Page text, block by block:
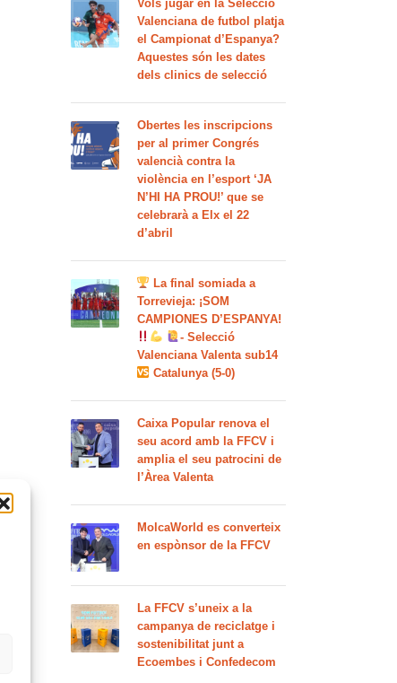
Vols jugar en la Selecció
Valenciana de futbol platja
el Campionat d’Espanya?
Aquestes són les dates
dels clinics de selecció
Obertes les inscripcions
per al primer Congrés
valencià contra la
violència en l’esport ‘JA
N’HI HA PROU!’ que se
celebrarà a Elx el 22
d’abril
La final somiada a
Torrevieja: ¡SOM
CAMPIONES D’ESPANYA!
- Selecció
Valenciana Valenta sub14
Catalunya (5-0)
Caixa Popular renova el
seu acord amb la FFCV i
amplia el seu patrocini de
l’Àrea Valenta
MolcaWorld es converteix
en espònsor de la FFCV
La FFCV s’uneix a la
campanya de reciclatge i
sostenibilitat junt a
Ecoembes i Confedecom